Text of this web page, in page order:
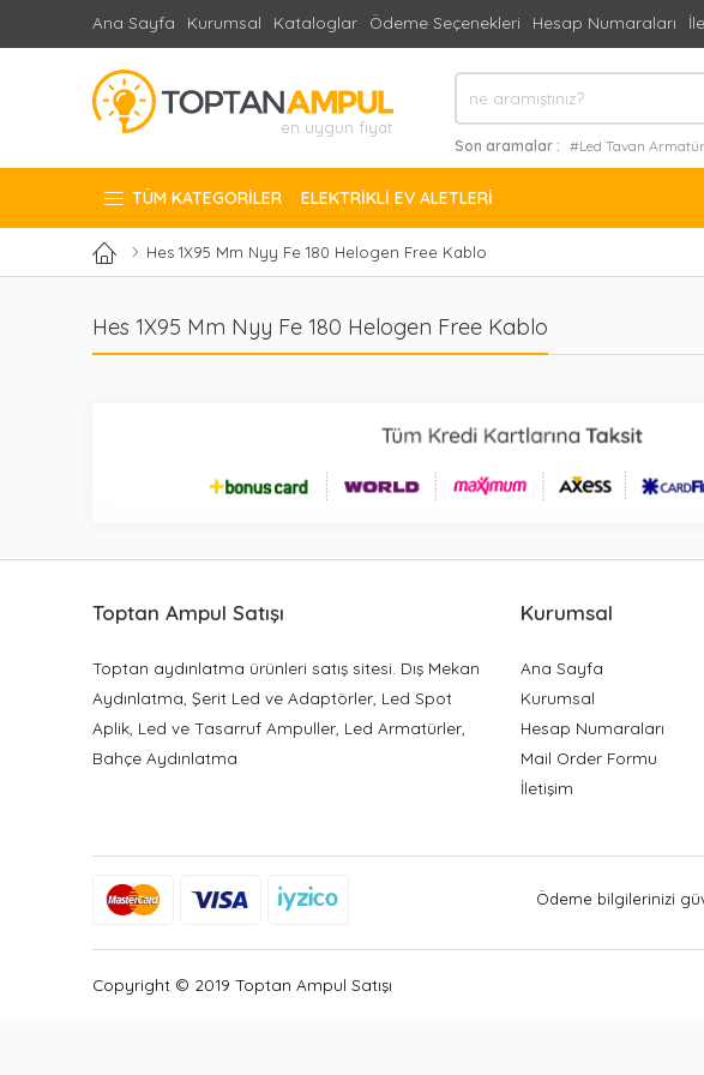
Ana Sayfa Kurumsal Kataloglar Ödeme Seçenekleri Hesap Numaraları
en uygun fiyat
Son aramalar : #Led Tavan
#Elektrikli Sobalar
TÜM KATEGORILER ELEKTRIKLI EV ALETLERI
Hes 1X95 Mm Nyy Fe 180 Helogen Free Kablo
Hes 1X95 Mm Nyy Fe 180 Helogen Free Kablo
Toptan Ampul Satışı
Toptan aydınlatma ürünleri satış sitesi. Dış Mekan
Aydınlatma, Şerit Led ve Adaptörler, Led Spot
Aplik, Led ve Tasarruf Ampuller, Led Armatürler,
Bahçe Aydınlatma
Kurumsal
Ana Sayfa
Kurumsal
Hesap Numaraları
Mail Order Formu
İletişim
Ödeme bilgilerinizi
Copyright © 2019 Toptan Ampul Satışı